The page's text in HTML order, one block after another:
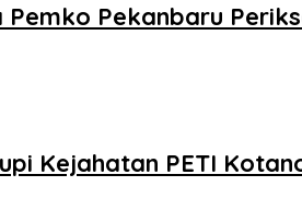
Pekanbaru
Kejahatan PETI